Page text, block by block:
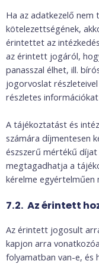
Ha az adatkezelő
kötelezettségének,
érintettet az
az érintett jogáról,
panasszal élhet, ill.
jogorvoslat
részletes
A tájékoztatást és
számára díjmentesen
észszerű mértékű
megtagadhatja a
kérelme egyértelműen
7.2. Az érintett
Az érintett jogosult
kapjon arra
folyamatban van-e, és